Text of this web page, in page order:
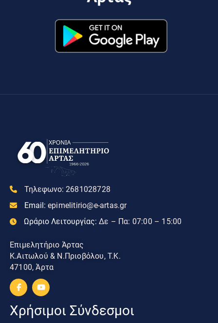
Τηλεφωνο: 2681028728
Email: epimelitirio@e-artas.gr
Ωράριο Λειτουργίας: Δε – Πα: 07:00 – 15:00
Επιμελητήριο Άρτας
Κ.Αιτωλού & Ν.Πριοβόλου, Τ.Κ.
47100, Άρτα
Χρήσιμοι Σύνδεσμοι